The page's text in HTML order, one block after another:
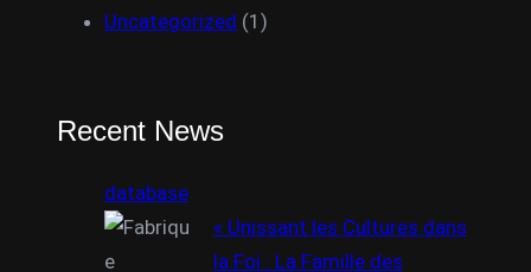
Uncategorized (1)
Recent News
database
« Unissant les Cultures dans
la Foi : La Famille des